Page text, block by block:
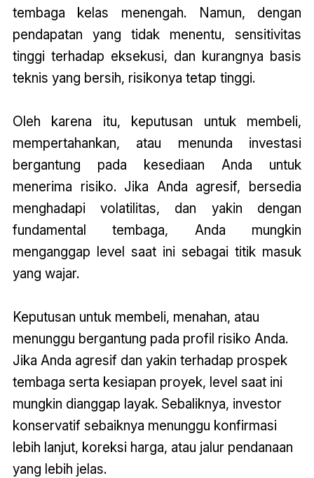
tembaga kelas menengah. Namun, dengan
pendapatan yang tidak menentu, sensitivitas
tinggi terhadap eksekusi, dan kurangnya basis
teknis yang bersih, risikonya tetap tinggi.
Oleh karena itu, keputusan untuk membeli,
mempertahankan, atau menunda investasi
bergantung pada kesediaan Anda untuk
menerima risiko. Jika Anda agresif, bersedia
menghadapi volatilitas, dan yakin dengan
fundamental tembaga, Anda mungkin
menganggap level saat ini sebagai titik masuk
yang wajar.
Keputusan untuk membeli, menahan, atau
menunggu bergantung pada profil risiko Anda.
Jika Anda agresif dan yakin terhadap prospek
tembaga serta kesiapan proyek, level saat ini
mungkin dianggap layak. Sebaliknya, investor
konservatif sebaiknya menunggu konfirmasi
lebih lanjut, koreksi harga, atau jalur pendanaan
yang lebih jelas.